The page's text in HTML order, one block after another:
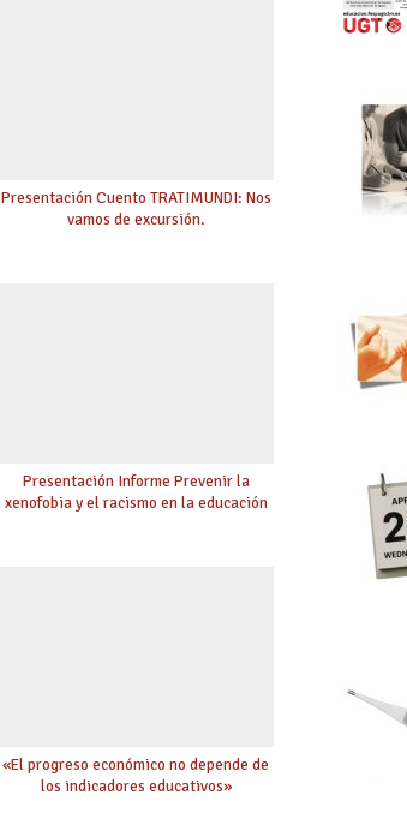
Presentación Cuento TRATIMUNDI: Nos
vamos de excursión.
Presentación Informe Prevenir la
xenofobia y el racismo en la educación
«El progreso económico no depende de
los indicadores educativos»